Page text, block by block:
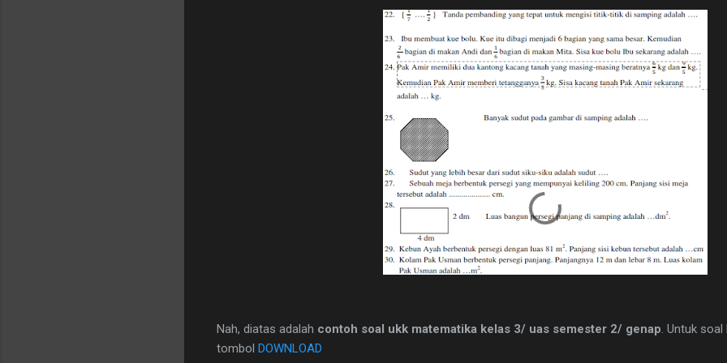
Nah, diatas adalah contoh soal ukk matematika kelas 3/ uas semester 2/ genap . Untuk
tombol DOWNLOAD